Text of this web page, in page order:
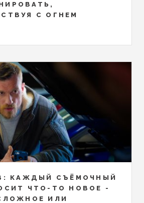
С ОГНЕМ
КАЖДЫЙ СЪЁМОЧНЫЙ
ЧТО-ТО НОВОЕ -
ИЛИ